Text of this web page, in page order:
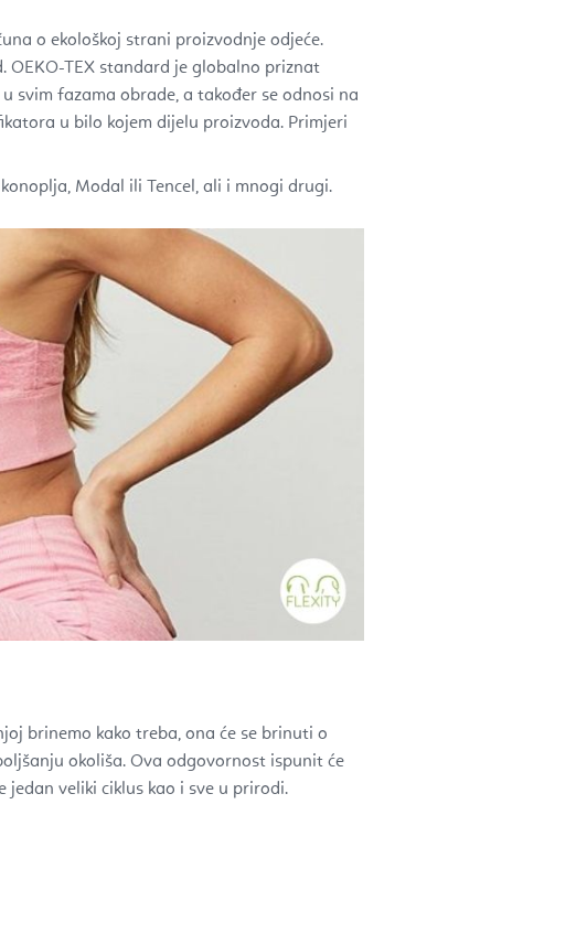
o ekološkoj strani proizvodnje odjeće.
OEKO-TEX standard je globalno priznat
svim fazama obrade, a također se odnosi na
u bilo kojem dijelu proizvoda. Primjeri
Modal ili Tencel, ali i mnogi drugi.
brinemo kako treba, ona će se brinuti o
okoliša. Ova odgovornost ispunit će
veliki ciklus kao i sve u prirodi.